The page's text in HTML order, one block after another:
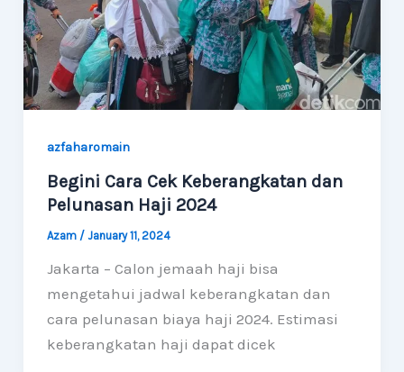
azfaharomain
Begini Cara Cek Keberangkatan dan
Pelunasan Haji 2024
Azam / January 11, 2024
Jakarta – Calon jemaah haji bisa
mengetahui jadwal keberangkatan dan
cara pelunasan biaya haji 2024. Estimasi
keberangkatan haji dapat dicek